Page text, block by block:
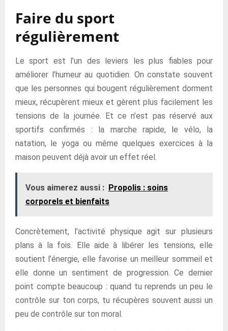
Faire du sport
régulièrement
Le sport est l’un des leviers les plus fiables pour
améliorer l’humeur au quotidien. On constate souvent
que les personnes qui bougent régulièrement dorment
mieux, récupèrent mieux et gèrent plus facilement les
tensions de la journée. Et ce n’est pas réservé aux
sportifs confirmés : la marche rapide, le vélo, la
natation, le yoga ou même quelques exercices à la
maison peuvent déjà avoir un effet réel.
Vous aimerez aussi : Propolis : soins
corporels et bienfaits
Concrètement, l’activité physique agit sur plusieurs
plans à la fois. Elle aide à libérer les tensions, elle
soutient l’énergie, elle favorise un meilleur sommeil et
elle donne un sentiment de progression. Ce dernier
point compte beaucoup : quand tu reprends un peu le
contrôle sur ton corps, tu récupères souvent aussi un
peu de contrôle sur ton moral.